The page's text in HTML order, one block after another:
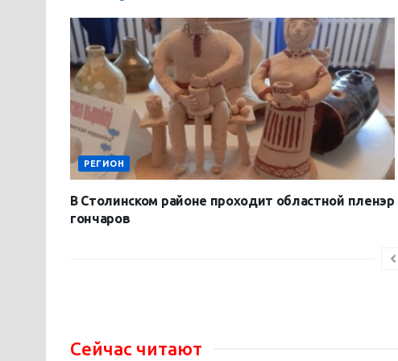
РЕГИОН
В Столинском районе проходит областной пленэр
гончаров
Сейчас читают